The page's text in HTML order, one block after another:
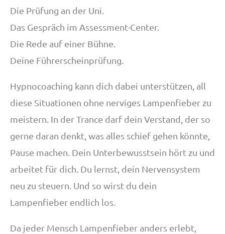
Die Prüfung an der Uni.
Das Gespräch im Assessment-Center.
Die Rede auf einer Bühne.
Deine Führerscheinprüfung.
Hypnocoaching kann dich dabei unterstützen, all
diese Situationen ohne nerviges Lampenfieber zu
meistern. In der Trance darf dein Verstand, der so
gerne daran denkt, was alles schief gehen könnte,
Pause machen. Dein Unterbewusstsein hört zu und
arbeitet für dich. Du lernst, dein Nervensystem
neu zu steuern. Und so wirst du dein
Lampenfieber endlich los.
Da jeder Mensch Lampenfieber anders erlebt,